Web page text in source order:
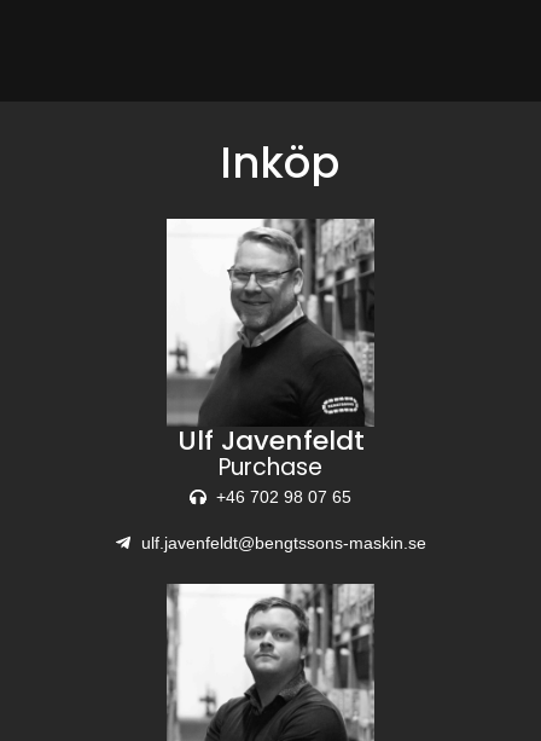
Inköp
Ulf Javenfeldt
Purchase
+46 702 98 07 65
ulf.javenfeldt@bengtssons-maskin.se